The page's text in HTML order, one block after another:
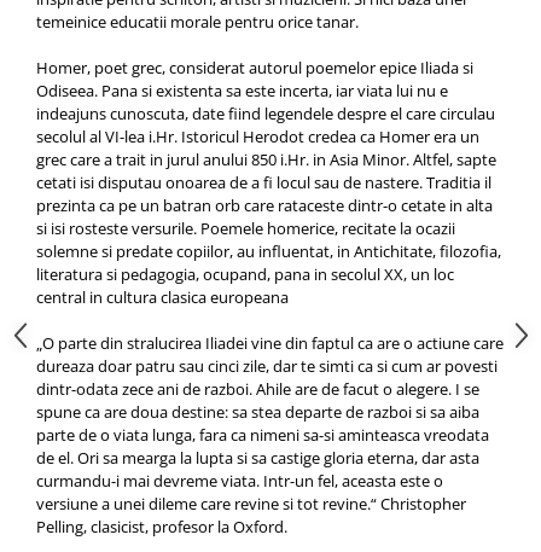
temeinice educatii morale pentru orice tanar.
Homer, poet grec, considerat autorul poemelor epice Iliada si
Odiseea. Pana si existenta sa este incerta, iar viata lui nu e
indeajuns cunoscuta, date fiind legendele despre el care circulau
secolul al VI-lea i.Hr. Istoricul Herodot credea ca Homer era un
grec care a trait in jurul anului 850 i.Hr. in Asia Minor. Altfel, sapte
cetati isi disputau onoarea de a fi locul sau de nastere. Traditia il
prezinta ca pe un batran orb care rataceste dintr-o cetate in alta
si isi rosteste versurile. Poemele homerice, recitate la ocazii
solemne si predate copiilor, au influentat, in Antichitate, filozofia,
literatura si pedagogia, ocupand, pana in secolul XX, un loc
central in cultura clasica europeana
„O parte din stralucirea Iliadei vine din faptul ca are o actiune care
dureaza doar patru sau cinci zile, dar te simti ca si cum ar povesti
dintr-odata zece ani de razboi. Ahile are de facut o alegere. I se
spune ca are doua destine: sa stea departe de razboi si sa aiba
parte de o viata lunga, fara ca nimeni sa-si aminteasca vreodata
de el. Ori sa mearga la lupta si sa castige gloria eterna, dar asta
curmandu-i mai devreme viata. Intr-un fel, aceasta este o
versiune a unei dileme care revine si tot revine.“ Christopher
Pelling, clasicist, profesor la Oxford.